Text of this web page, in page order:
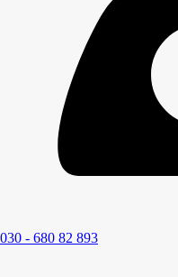
030 - 680 82 893